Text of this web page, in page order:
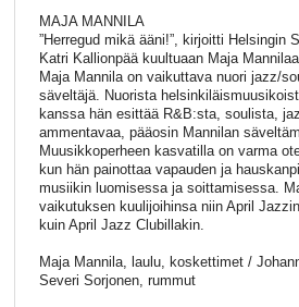
MAJA MANNILA
”Herregud mikä ääni!”, kirjoitti Helsingin
Katri Kallionpää kuultuaan Maja
Maja Mannila on vaikuttava nuori jazz/
säveltäjä. Nuorista
kanssa hän esittää R&B:sta, soulista,
ammentavaa, pääosin Mannilan
Muusikkoperheen kasvatilla on varma
kun hän painottaa vapauden ja
musiikin luomisessa ja soittamisessa.
vaikutuksen kuulijoihinsa niin April
kuin April Jazz Clubillakin.
Maja Mannila, laulu, koskettimet /
Severi Sorjonen, rummut